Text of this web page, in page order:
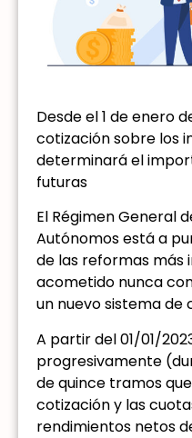
Desde el 1 de enero
cotización sobre los
determinará el
futuras
El Régimen General
Autónomos está a
de las reformas más
acometido nunca
un nuevo sistema de
A partir del 01/01/
progresivamente
de quince tramos
cotización y las
rendimientos netos